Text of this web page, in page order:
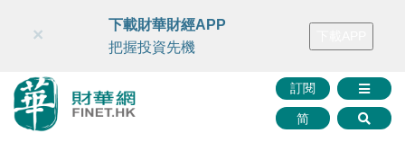
財華智庫網 FINTV FINMETA 財華證券 媒體矩陣
訂閱
简
×
下載財華財經APP
把握投資先機